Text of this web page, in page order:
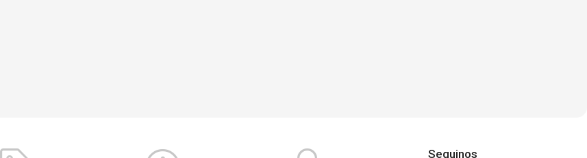
Seguinos